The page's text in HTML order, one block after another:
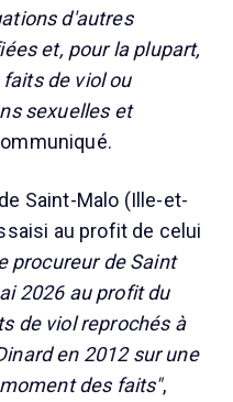
d'autres
et, pour la plupart,
de viol ou
sexuelles et
Saint-Malo (Ille-et-
au profit de celui
procureur de Saint
2026 au profit du
de viol reprochés à
en 2012 sur une
des faits",